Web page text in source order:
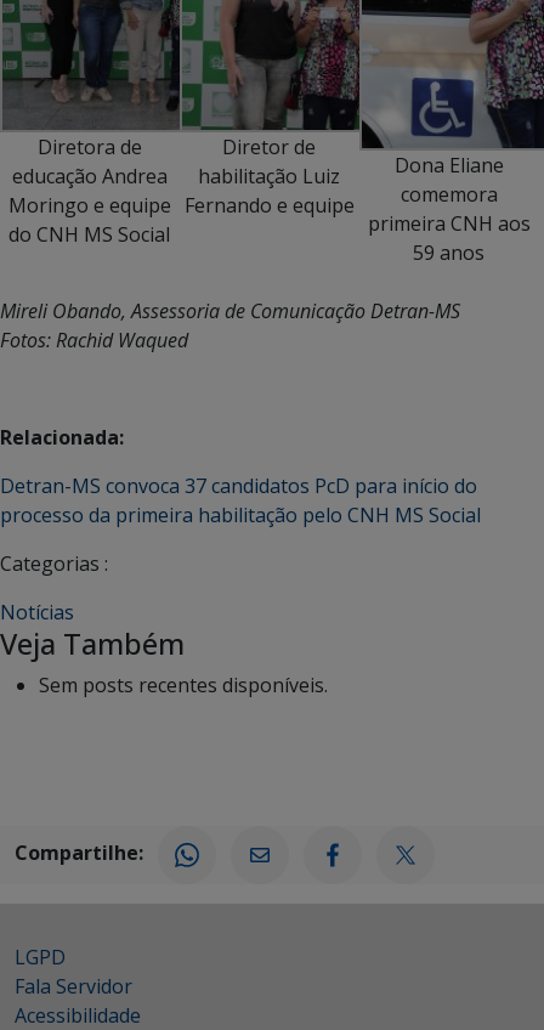
Diretora de
educação Andrea
Moringo e equipe
do CNH MS Social
Diretor de
habilitação Luiz
Fernando e equipe
Dona Eliane
comemora
primeira CNH aos
59 anos
Mireli Obando, Assessoria de Comunicação Detran-MS
Fotos: Rachid Waqued
Relacionada:
Detran-MS convoca 37 candidatos PcD para início do
processo da primeira habilitação pelo CNH MS Social
Categorias :
Notícias
Veja Também
Sem posts recentes disponíveis.
Compartilhe:
LGPD
Fala Servidor
Acessibilidade